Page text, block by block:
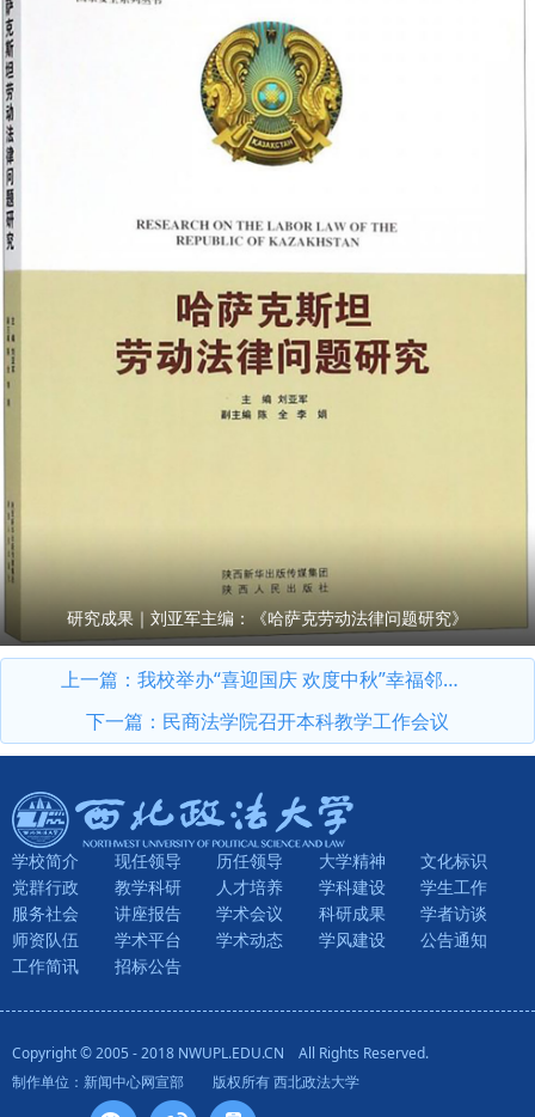
研究成果｜刘亚军主编：《哈萨克劳动法律问题研究》
上一篇： 我校举办“喜迎国庆 欢度中秋”幸福邻里一家亲联欢会
下一篇： 民商法学院召开本科教学工作会议
学校简介 现任领导 历任领导 大学精神
文化标识
党群行政
教学科研 人才培养 学科建设
学生工作
服务社会
讲座报告 学术会议 科研成果
学者访谈
师资队伍
学术平台 学术动态 学风建设
公告通知
工作简讯
招标公告
Copyright © 2005 - 2018 NWUPL.EDU.CN All Rights Reserved.
制作单位：新闻中心网宣部 版权所有 西北政法大学